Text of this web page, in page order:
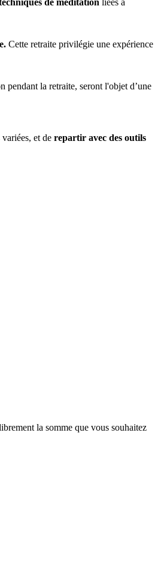
Cette retraite privilégie une expérience
pendant la retraite, seront l'objet d’une
et de repartir avec des outils
la somme que vous souhaitez